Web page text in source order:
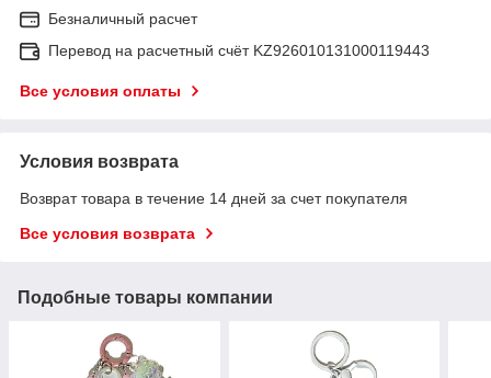
Безналичный расчет
Перевод на расчетный счёт KZ926010131000119443
Все условия оплаты
Условия возврата
Возврат товара в течение 14 дней за счет покупателя
Все условия возврата
Подобные товары компании